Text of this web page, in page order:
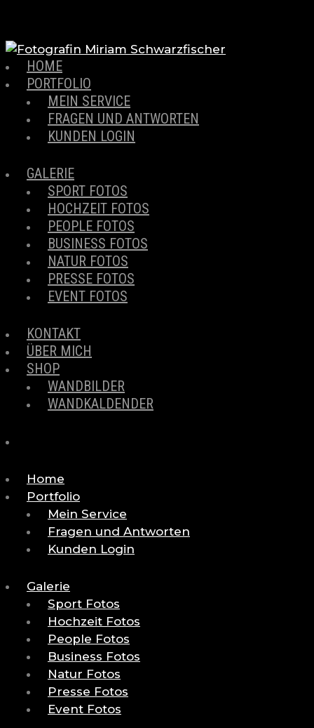
HOME
PORTFOLIO
MEIN SERVICE
FRAGEN UND ANTWORTEN
KUNDEN LOGIN
GALERIE
SPORT FOTOS
HOCHZEIT FOTOS
PEOPLE FOTOS
BUSINESS FOTOS
NATUR FOTOS
PRESSE FOTOS
EVENT FOTOS
KONTAKT
ÜBER MICH
SHOP
WANDBILDER
WANDKALDENDER
Home
Portfolio
Mein Service
Fragen und Antworten
Kunden Login
Galerie
Sport Fotos
Hochzeit Fotos
People Fotos
Business Fotos
Natur Fotos
Presse Fotos
Event Fotos